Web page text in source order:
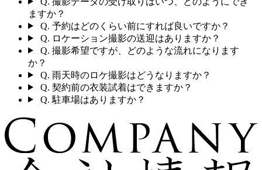
ますか？
Q. 予約はどのくらい前にすれば良いですか？
Q. ロケーション撮影の送迎はありますか？
Q. 撮影希望ですが、どのような流れになります
か？
Q. 雨天時のロケ撮影はどうなりますか？
Q. 契約前の衣装試着はできますか？
Q. 駐車場はありますか？